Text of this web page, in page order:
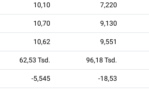
10,10 7,220
10,70 9,130
10,62 9,551
62,53 Tsd. 96,18 Tsd.
-5,545 -18,53